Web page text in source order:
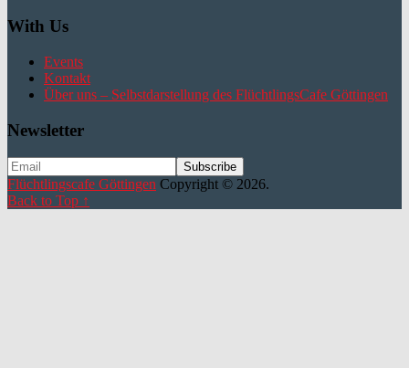
With Us
Events
Kontakt
Über uns – Selbstdarstellung des FlüchtlingsCafe Göttingen
Newsletter
Flüchtlingscafe Göttingen Copyright © 2026.
Back to Top ↑